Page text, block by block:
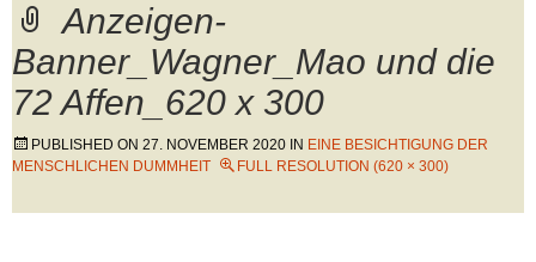
Anzeigen-
Banner_Wagner_Mao und die
72 Affen_620 x 300
PUBLISHED ON 27. NOVEMBER 2020 IN EINE BESICHTIGUNG DER
MENSCHLICHEN DUMMHEIT
FULL RESOLUTION (620 × 300)